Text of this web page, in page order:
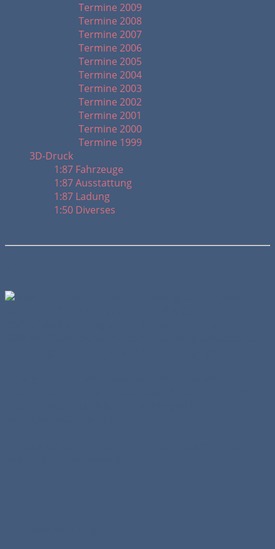
Termine 2009
Termine 2008
Termine 2007
Termine 2006
Termine 2005
Termine 2004
Termine 2003
Termine 2002
Termine 2001
Termine 2000
Termine 1999
3D-Druck
1:87 Fahrzeuge
1:87 Ausstattung
1:87 Ladung
1:50 Diverses